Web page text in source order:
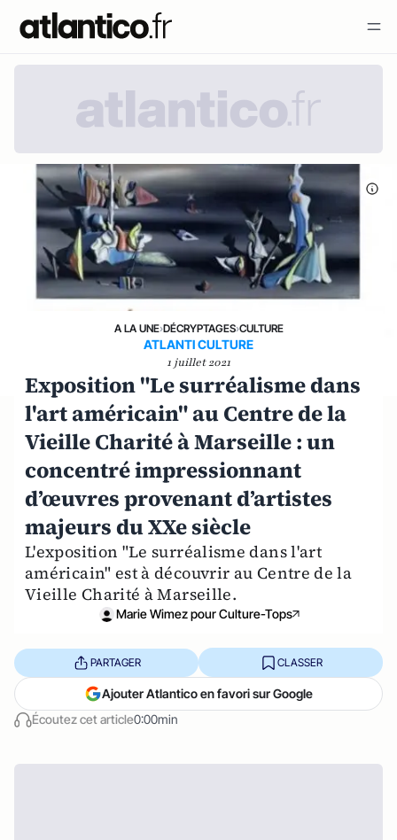
A LA UNE›DÉCRYPTAGES›CULTURE
ATLANTI CULTURE
1 juillet 2021
Exposition "Le surréalisme dans
l'art américain" au Centre de la
Vieille Charité à Marseille : un
concentré impressionnant
d’œuvres provenant d’artistes
majeurs du XXe siècle
L'exposition "Le surréalisme dans l'art
américain" est à découvrir au Centre de la
Vieille Charité à Marseille.
Marie Wimez pour Culture-Tops
Écoutez cet article0:00min
PARTAGER CLASSER
Ajouter Atlantico en favori sur Google